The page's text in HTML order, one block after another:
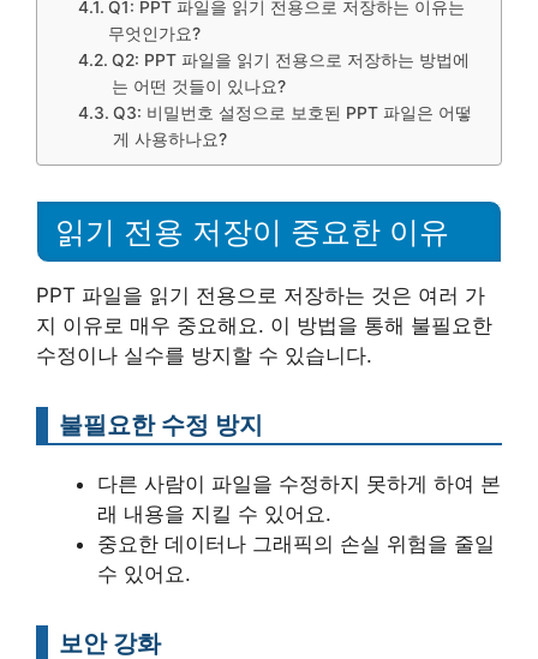
Q1: PPT 파일을 읽기 전용으로 저장하는 이유는
무엇인가요?
Q2: PPT 파일을 읽기 전용으로 저장하는 방법에
는 어떤 것들이 있나요?
Q3: 비밀번호 설정으로 보호된 PPT 파일은 어떻
게 사용하나요?
읽기 전용 저장이 중요한 이유
PPT 파일을 읽기 전용으로 저장하는 것은 여러 가
지 이유로 매우 중요해요. 이 방법을 통해 불필요한
수정이나 실수를 방지할 수 있습니다.
불필요한 수정 방지
다른 사람이 파일을 수정하지 못하게 하여 본
래 내용을 지킬 수 있어요.
중요한 데이터나 그래픽의 손실 위험을 줄일
수 있어요.
보안 강화